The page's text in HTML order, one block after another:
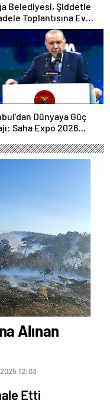
Belediyesi, Şiddetle
Toplantısına Ev
Yaptı
Dünyaya Güç
Saha Expo 2026
Alınan
12:03
Etti